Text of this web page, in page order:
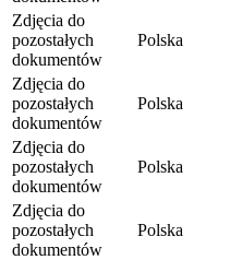
Zdjęcia do
pozostałych
dokumentów
Polska
Zdjęcia do
pozostałych
dokumentów
Polska
Zdjęcia do
pozostałych
dokumentów
Polska
Zdjęcia do
pozostałych
dokumentów
Polska